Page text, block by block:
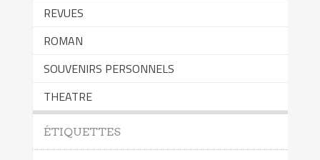
REVUES
ROMAN
SOUVENIRS PERSONNELS
THEATRE
ÉTIQUETTES